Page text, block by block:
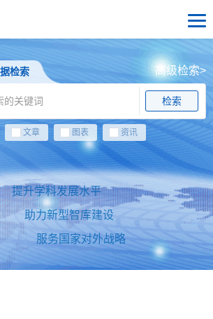
检索
检索
高级检索>
文章 图表 资讯
提升学科发展水平
助力新型智库建设
服务国家对外战略